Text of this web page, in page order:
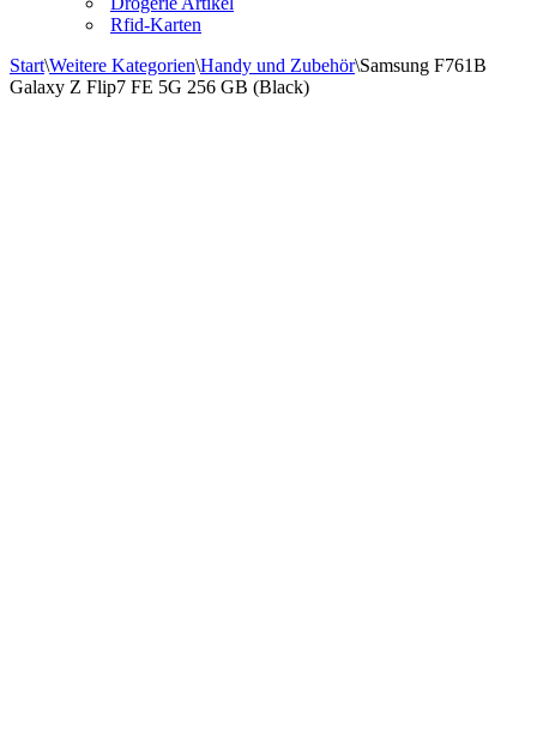
Rfid-Karten
Start\Weitere Kategorien\Handy und Zubehör\Samsung F761B
Galaxy Z Flip7 FE 5G 256 GB (Black)